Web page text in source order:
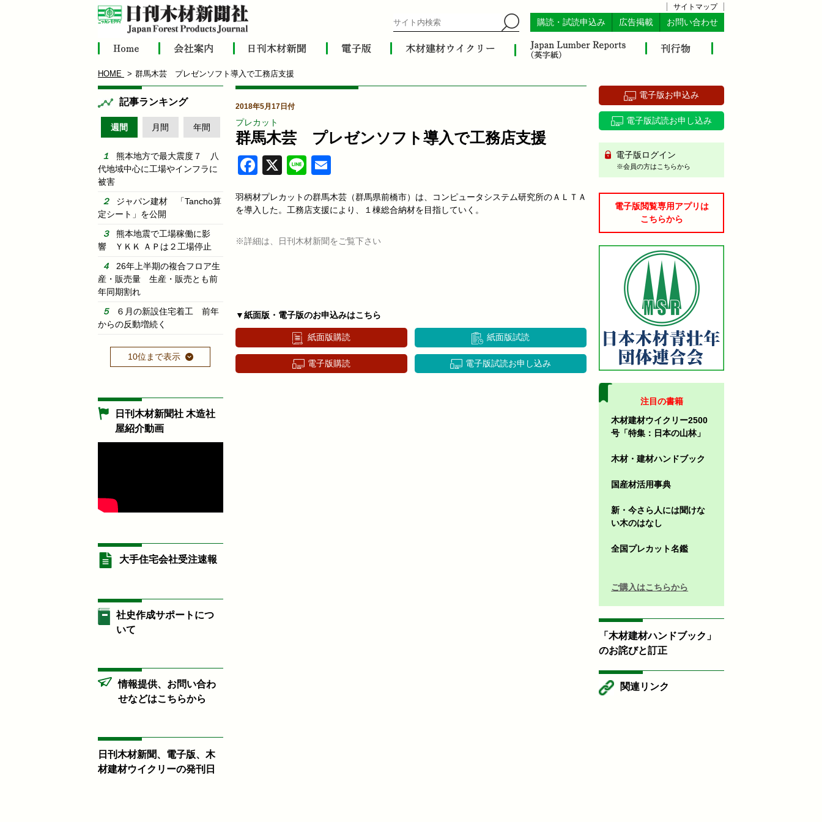
サイトマップ
購読・試読申込み 広告掲載 お問い合わせ
HOME 群馬木芸 プレゼンソフト導入で工務店支援
2018年5月17日付
プレカット
群馬木芸 プレゼンソフト導入で工務店支援
Facebook
X Line
羽柄材プレカットの群馬木芸（群馬県前橋市）は、コンピュータシステム研究所のＡＬＴＡ
を導入した。工務店支援により、１棟総合納材を目指していく。
※詳細は、日刊木材新聞をご覧下さい
▼紙面版・電子版のお申込みはこちら
紙面版購読 紙面版試読
電子版購読 電子版試読お申し込み
記事ランキング
週間 月間 年間
熊本地方で最大震度７ 八
代地域中心に工場やインフラに
被害
ジャパン建材 「Tancho算
定シート」を公開
熊本地震で工場稼働に影
響 ＹＫＫ ＡＰは２工場停止
26年上半期の複合フロア生
産・販売量 生産・販売とも前
年同期割れ
６月の新設住宅着工 前年
からの反動増続く
10位まで表示
日刊木材新聞社 木造社
屋紹介動画
大手住宅会社受注速報
社史作成サポートにつ
いて
情報提供、お問い合わ
せなどはこちらから
日刊木材新聞、電子版、木
材建材ウイクリーの発刊日
電子版お申込み
電子版試読お申し込み
電子版ログイン
※会員の方はこちらから
電子版閲覧専用アプリは
こちらから
注目の書籍
木材建材ウイクリー2500
号「特集：日本の山林」
木材・建材ハンドブック
国産材活用事典
新・今さら人には聞けな
い木のはなし
全国プレカット名鑑
ご購入はこちらから
「木材建材ハンドブック」
のお詫びと訂正
関連リンク